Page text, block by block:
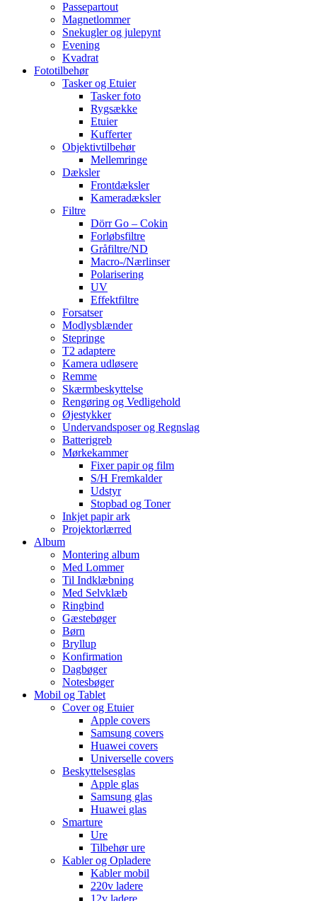
Passepartout
Magnetlommer
Snekugler og julepynt
Evening
Kvadrat
Fototilbehør
Tasker og Etuier
Tasker foto
Rygsække
Etuier
Kufferter
Objektivtilbehør
Mellemringe
Dæksler
Frontdæksler
Kameradæksler
Filtre
Dörr Go – Cokin
Forløbsfiltre
Gråfiltre/ND
Macro-/Nærlinser
Polarisering
UV
Effektfiltre
Forsatser
Modlysblænder
Stepringe
T2 adaptere
Kamera udløsere
Remme
Skærmbeskyttelse
Rengøring og Vedligehold
Øjestykker
Undervandsposer og Regnslag
Batterigreb
Mørkekammer
Fixer papir og film
S/H Fremkalder
Udstyr
Stopbad og Toner
Inkjet papir ark
Projektorlærred
Album
Montering album
Med Lommer
Til Indklæbning
Med Selvklæb
Ringbind
Gæstebøger
Børn
Bryllup
Konfirmation
Dagbøger
Notesbøger
Mobil og Tablet
Cover og Etuier
Apple covers
Samsung covers
Huawei covers
Universelle covers
Beskyttelsesglas
Apple glas
Samsung glas
Huawei glas
Smarture
Ure
Tilbehør ure
Kabler og Opladere
Kabler mobil
220v ladere
12v ladere